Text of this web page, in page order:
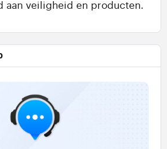
aan veiligheid en producten.